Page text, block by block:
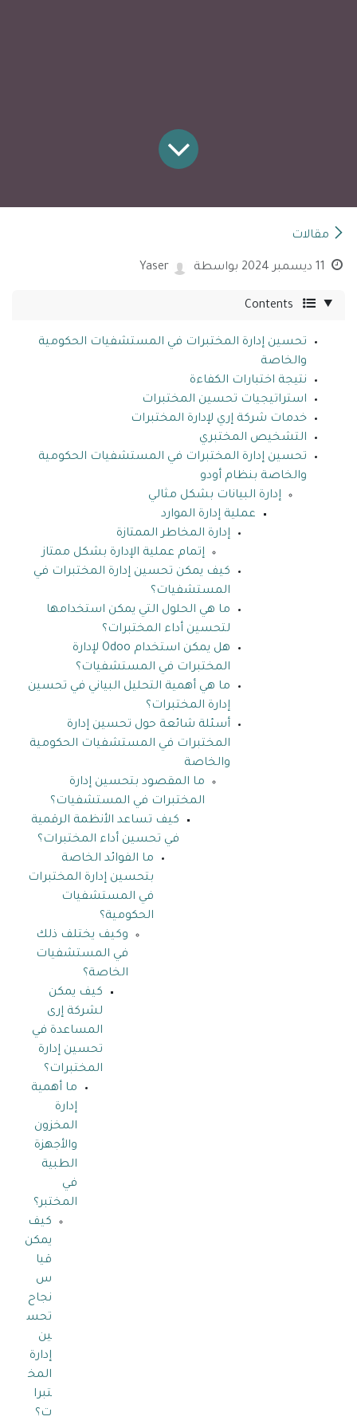
مقالات
11 ديسمبر 2024 بواسطة Yaser
Contents
تحسين إدارة المختبرات في المستشفيات الحكومية
والخاصة
نتيجة اختبارات الكفاءة
استراتيجيات تحسين المختبرات
خدمات شركة إري لإدارة المختبرات
التشخيص المختبري
تحسين إدارة المختبرات في المستشفيات الحكومية
والخاصة بنظام أودو
إدارة البيانات بشكل مثالي
عملية إدارة الموارد
إدارة المخاطر الممتازة
إتمام عملية الإدارة بشكل ممتاز
كيف يمكن تحسين إدارة المختبرات في
المستشفيات؟
ما هي الحلول التي يمكن استخدامها
لتحسين أداء المختبرات؟
هل يمكن استخدام Odoo لإدارة
المختبرات في المستشفيات؟
ما هي أهمية التحليل البياني في تحسين
إدارة المختبرات؟
أسئلة شائعة حول تحسين إدارة
المختبرات في المستشفيات الحكومية
والخاصة
ما المقصود بتحسين إدارة
المختبرات في المستشفيات؟
كيف تساعد الأنظمة الرقمية
في تحسين أداء المختبرات؟
ما الفوائد الخاصة
بتحسين إدارة المختبرات
في المستشفيات
الحكومية؟
وكيف يختلف ذلك
في المستشفيات
الخاصة؟
كيف يمكن
لشركة إرى
المساعدة في
تحسين إدارة
المختبرات؟
ما أهمية
إدارة
المخزون
والأجهزة
الطبية
في
المختبر؟
كيف
يمكن
قيا
س
نجاح
تحس
ين
إدارة
المخ
تبرا
ت؟